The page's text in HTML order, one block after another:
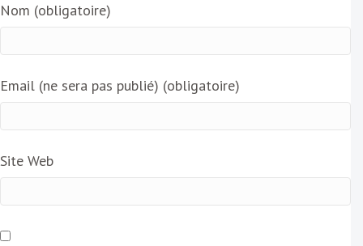
Nom (obligatoire)
Email (ne sera pas publié) (obligatoire)
Site Web